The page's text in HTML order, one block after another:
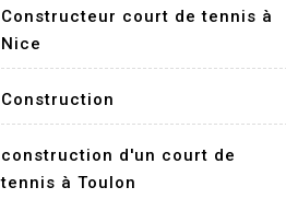
Constructeur court de tennis à
Nice
Construction
construction d'un court de
tennis à Toulon